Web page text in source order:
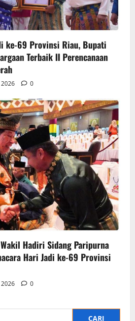
ke-69 Provinsi Riau, Bupati
Terbaik II Perencanaan
0
Hadiri Sidang Paripurna
Hari Jadi ke-69 Provinsi
0